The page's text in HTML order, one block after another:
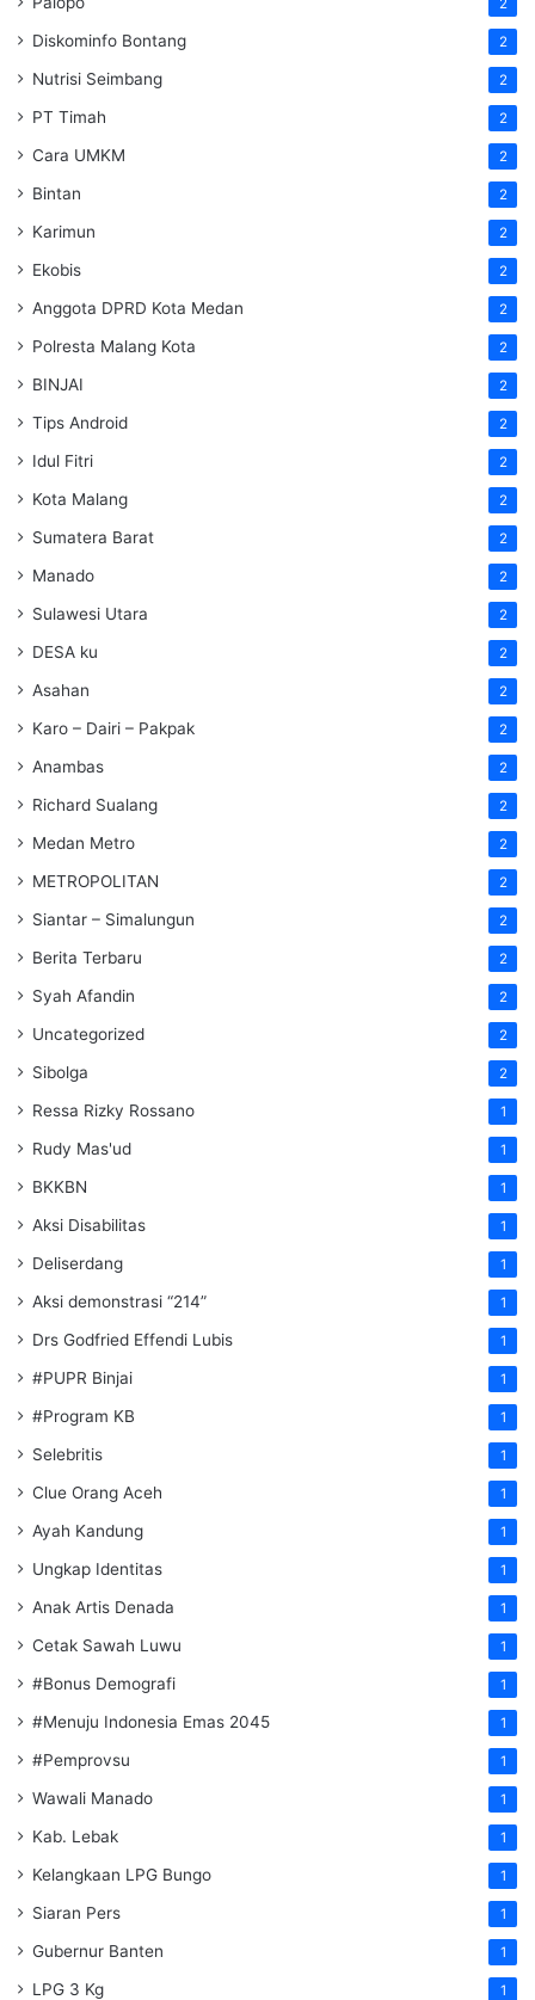
2
Diskominfo Bontang 2
Nutrisi Seimbang 2
PT Timah 2
Cara UMKM 2
Bintan 2
Karimun 2
Ekobis 2
Anggota DPRD Kota Medan 2
Polresta Malang Kota 2
BINJAI 2
Tips Android 2
Idul Fitri 2
Kota Malang 2
Sumatera Barat 2
Manado 2
Sulawesi Utara 2
DESA ku 2
Asahan 2
Karo – Dairi – Pakpak 2
Anambas 2
Richard Sualang 2
Medan Metro 2
METROPOLITAN 2
Siantar – Simalungun 2
Berita Terbaru 2
Syah Afandin 2
Uncategorized 2
Sibolga 2
Ressa Rizky Rossano 1
Rudy Mas'ud 1
BKKBN 1
Aksi Disabilitas 1
Deliserdang 1
Aksi demonstrasi “214” 1
Drs Godfried Effendi Lubis 1
#PUPR Binjai 1
#Program KB 1
Selebritis 1
Clue Orang Aceh 1
Ayah Kandung 1
Ungkap Identitas 1
Anak Artis Denada 1
Cetak Sawah Luwu 1
#Bonus Demografi 1
#Menuju Indonesia Emas 2045 1
#Pemprovsu 1
Wawali Manado 1
Kab. Lebak 1
Kelangkaan LPG Bungo 1
Siaran Pers 1
Gubernur Banten 1
LPG 3 Kg 1